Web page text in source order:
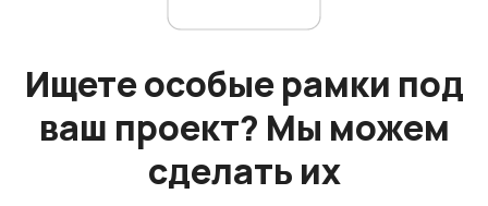
Ищете особые рамки под
ваш проект? Мы можем
сделать их